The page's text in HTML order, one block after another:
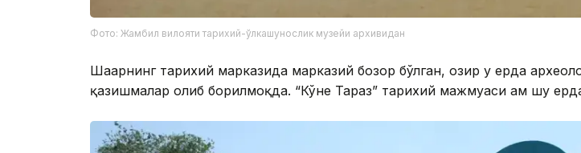
Фото: Жамбил вилояти тарихий-ўлкашунослик музейи архивидан
Шаҳарнинг тарихий марказида марказий бозор бўлган, ҳозир у ерда
қазишмалар олиб борилмоқда. “Кўне Тараз” тарихий мажмуаси ҳам шу